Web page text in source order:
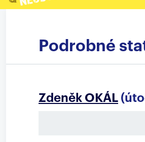
Podrobné
Zdeněk OKÁL